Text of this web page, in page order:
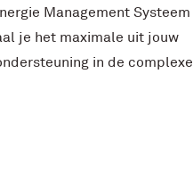
Management Systeem
je het maximale uit jouw
in de complexe